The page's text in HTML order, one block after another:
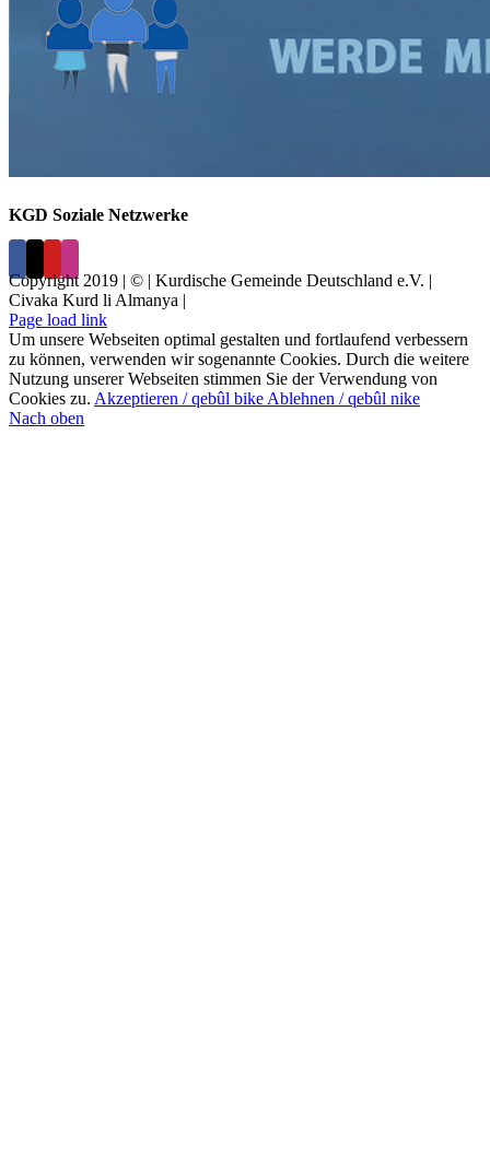
KGD Soziale Netzwerke
Copyright 2019 | © | Kurdische Gemeinde Deutschland e.V. |
Civaka Kurd li Almanya |
Page load link
Um unsere Webseiten optimal gestalten und fortlaufend verbessern
zu können, verwenden wir sogenannte Cookies. Durch die weitere
Nutzung unserer Webseiten stimmen Sie der Verwendung von
Cookies zu. Akzeptieren / qebûl bike Ablehnen / qebûl nike
Nach oben